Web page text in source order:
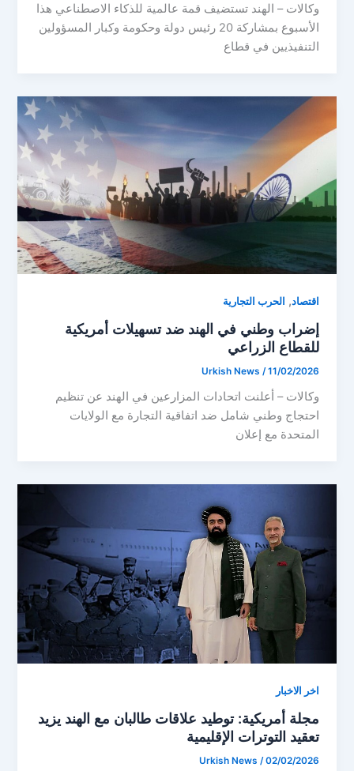
وكالات – الهند تستضيف قمة عالمية للذكاء الاصطناعي هذا
الأسبوع بمشاركة 20 رئيس دولة وحكومة وكبار المسؤولين
التنفيذيين في قطاع
اقتصاد, الحرب التجارية
إضراب وطني في الهند ضد تسهيلات أمريكية
للقطاع الزراعي
Urkish News /11/02/2026
وكالات – أعلنت اتحادات المزارعين في الهند عن تنظيم
احتجاج وطني شامل ضد اتفاقية التجارة مع الولايات
المتحدة مع إعلان
اخر الاخبار
مجلة أمريكية: توطيد علاقات طالبان مع الهند يزيد
تعقيد التوترات الإقليمية
Urkish News /02/02/2026